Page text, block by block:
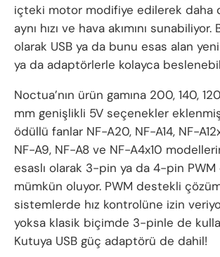
içteki motor modifiye edilerek daha
aynı hızı ve hava akımını
olarak USB ya da bunu esas alan
ya da adaptörlerle kolayca
Noctua’nın ürün gamına 200, 140,
mm genişlikli 5V seçenekler
ödüllü fanlar NF-A20, NF-A14, NF-
NF-A9, NF-A8 ve NF-A4x10
esaslı olarak 3-pin ya da 4-pin PWM
mümkün oluyor. PWM destekli
sistemlerde hız kontrolüne izin
yoksa klasik biçimde 3-pinle de
Kutuya USB güç adaptörü de dahil!